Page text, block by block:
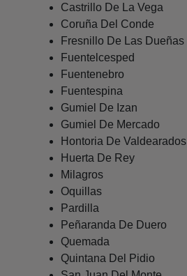
Castrillo De La Vega
Coruña Del Conde
Fresnillo De Las Dueñas
Fuentelcesped
Fuentenebro
Fuentespina
Gumiel De Izan
Gumiel De Mercado
Hontoria De Valdearados
Huerta De Rey
Milagros
Oquillas
Pardilla
Peñaranda De Duero
Quemada
Quintana Del Pidio